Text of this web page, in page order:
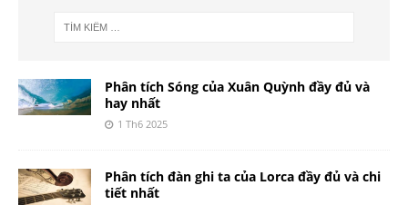
Phân tích Sóng của Xuân Quỳnh đầy đủ và
hay nhất
1 Th6 2025
Phân tích đàn ghi ta của Lorca đầy đủ và chi
tiết nhất